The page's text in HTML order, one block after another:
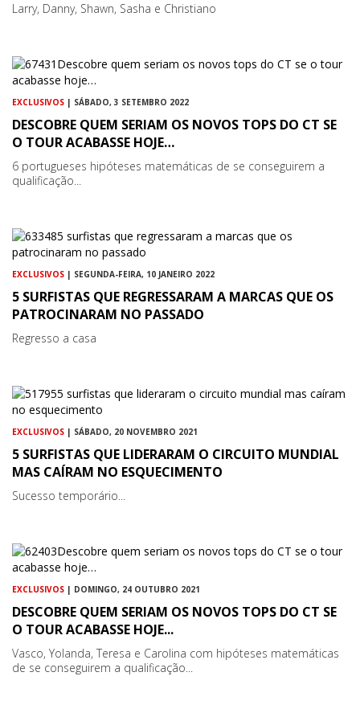
Larry, Danny, Shawn, Sasha e Christiano
EXCLUSIVOS | SÁBADO, 3 SETEMBRO 2022
DESCOBRE QUEM SERIAM OS NOVOS TOPS DO CT SE
O TOUR ACABASSE HOJE…
6 portugueses hipóteses matemáticas de se conseguirem a
qualificação...
EXCLUSIVOS | SEGUNDA-FEIRA, 10 JANEIRO 2022
5 SURFISTAS QUE REGRESSARAM A MARCAS QUE OS
PATROCINARAM NO PASSADO
Regresso a casa
EXCLUSIVOS | SÁBADO, 20 NOVEMBRO 2021
5 SURFISTAS QUE LIDERARAM O CIRCUITO MUNDIAL
MAS CAÍRAM NO ESQUECIMENTO
Sucesso temporário...
EXCLUSIVOS | DOMINGO, 24 OUTUBRO 2021
DESCOBRE QUEM SERIAM OS NOVOS TOPS DO CT SE
O TOUR ACABASSE HOJE...
Vasco, Yolanda, Teresa e Carolina com hipóteses matemáticas
de se conseguirem a qualificação...